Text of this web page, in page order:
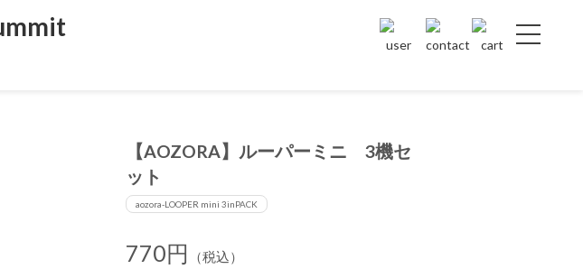
【AOZORA】ルーパーミニ 3機セ
ット
aozora-LOOPER mini 3inPACK
770円 （税込）